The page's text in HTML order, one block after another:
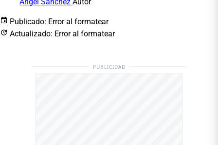
Publicado: Error al formatear
Actualizado: Error al formatear
PUBLICIDAD